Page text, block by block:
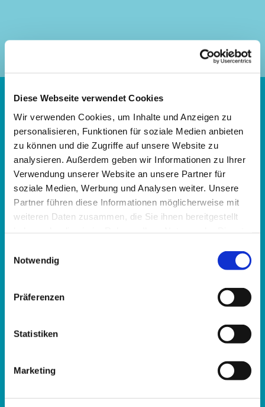
Diese Webseite verwendet Cookies
Wir verwenden Cookies, um Inhalte und Anzeigen zu
personalisieren, Funktionen für soziale Medien anbieten
zu können und die Zugriffe auf unsere Website zu
analysieren. Außerdem geben wir Informationen zu Ihrer
Verwendung unserer Website an unsere Partner für
soziale Medien, Werbung und Analysen weiter. Unsere
Partner führen diese Informationen möglicherweise mit
weiteren Daten zusammen, die Sie ihnen bereitgestellt
Notwendig
Präferenzen
Statistiken
Marketing
im Katharina-von-Bora-Haus
Hupfeldstraße 21
34121 Kassel
Telefon: 0561 15367
Bürozeiten:
Dienstag und Donnerstag: 13:30 - 16:30 Uhr
Abweichende Öffnungszeiten in den hessischen